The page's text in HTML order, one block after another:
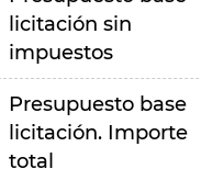
licitación sin
impuestos
Presupuesto base
licitación. Importe
total